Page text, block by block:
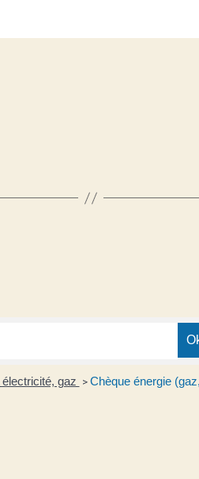
gaz > Chèque énergie